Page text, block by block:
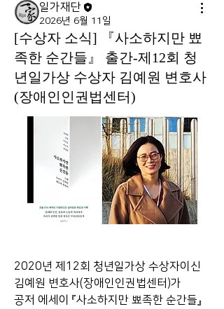
일가재단
2026년 6월 11일
[수상자 소식] 『사소하지만 뾰
족한 순간들』 출간-제12회 청
년일가상 수상자 김예원 변호사
(장애인인권법센터)
2020년 제12회 청년일가상 수상자이신
김예원 변호사(장애인인권법센터)가
공저 에세이 『사소하지만 뾰족한 순간들』